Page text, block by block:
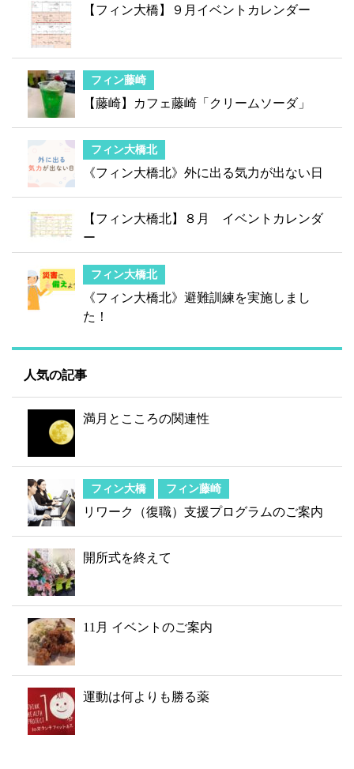
【フィン大橋】９月イベントカレンダー
フィン藤崎
【藤崎】カフェ藤崎「クリームソーダ」
フィン大橋北
《フィン大橋北》外に出る気力が出ない日
【フィン大橋北】８月 イベントカレンダ
ー
フィン大橋北
《フィン大橋北》避難訓練を実施しまし
た！
人気の記事
満月とこころの関連性
フィン大橋 フィン藤崎
リワーク（復職）支援プログラムのご案内
開所式を終えて
11月 イベントのご案内
運動は何よりも勝る薬